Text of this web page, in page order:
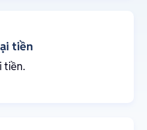
tiền
tiền.